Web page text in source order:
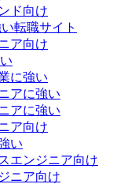
ド向け
転職サイト
ア向け
に強い
アに強い
アに強い
ア向け
い
エンジニア向け
ニア向け